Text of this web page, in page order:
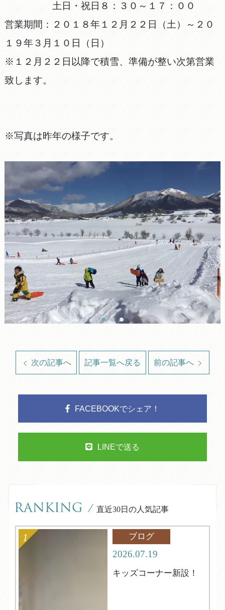
土日・祝日８：３０～１７：００
営業期間：２０１８年１２月２２日（土）～２０
１９年３月１０日（日）
※１２月２２日以降で積雪、準備が整い次第営業
致します。
※写真は昨年の様子です。
次の記事へ 記事一覧へ戻る 前の記事へ
FACEBOOKでシェア！
LINEで送る
RANKING / 直近30日の人気記事
ブログ
2026.07.19
キッズコーナー新設！